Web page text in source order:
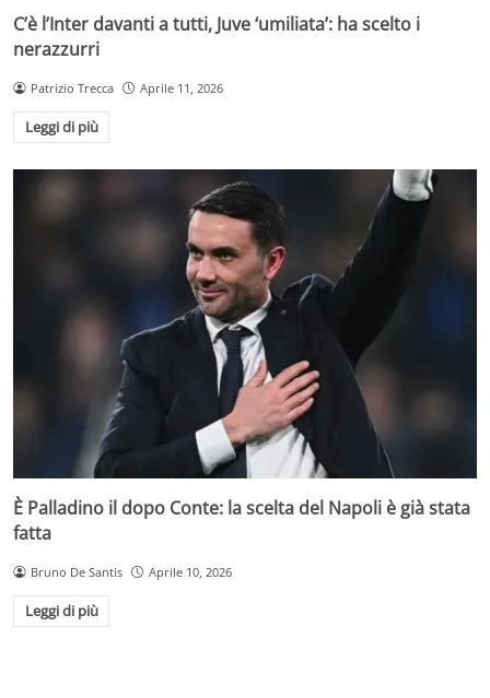
C’è l’Inter davanti a tutti, Juve ‘umiliata’: ha scelto i
nerazzurri
Patrizio Trecca Aprile 11, 2026
Leggi di più
È Palladino il dopo Conte: la scelta del Napoli è già stata
fatta
Bruno De Santis Aprile 10, 2026
Leggi di più